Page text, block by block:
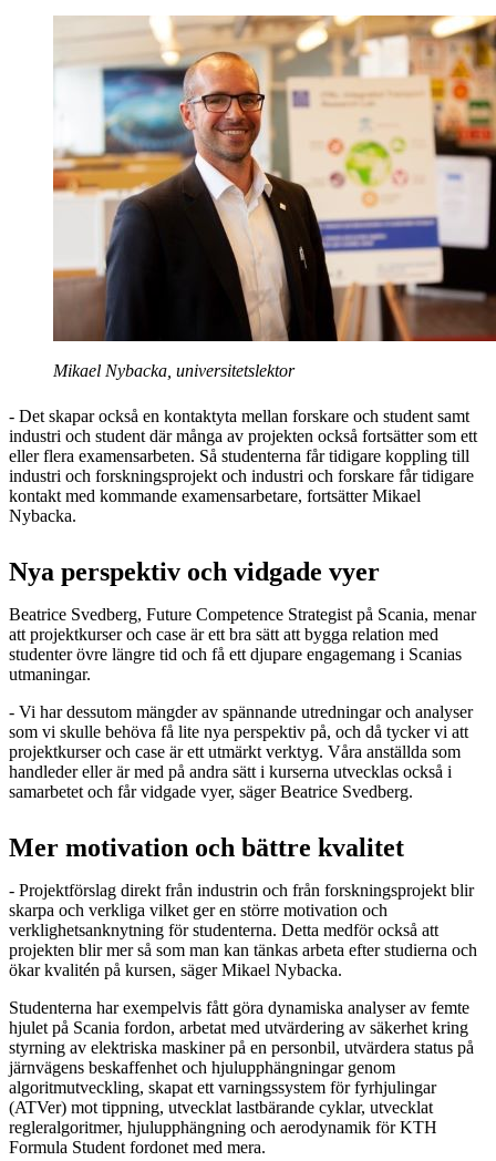
Mikael Nybacka, universitetslektor
- Det skapar också en kontaktyta mellan forskare och student samt
industri och student där många av projekten också fortsätter som ett
eller flera examensarbeten. Så studenterna får tidigare koppling till
industri och forskningsprojekt och industri och forskare får tidigare
kontakt med kommande examensarbetare, fortsätter Mikael
Nybacka.
Nya perspektiv och vidgade vyer
Beatrice Svedberg, Future Competence Strategist på Scania, menar
att projektkurser och case är ett bra sätt att bygga relation med
studenter övre längre tid och få ett djupare engagemang i Scanias
utmaningar.
- Vi har dessutom mängder av spännande utredningar och analyser
som vi skulle behöva få lite nya perspektiv på, och då tycker vi att
projektkurser och case är ett utmärkt verktyg. Våra anställda som
handleder eller är med på andra sätt i kurserna utvecklas också i
samarbetet och får vidgade vyer, säger Beatrice Svedberg.
Mer motivation och bättre kvalitet
- Projektförslag direkt från industrin och från forskningsprojekt blir
skarpa och verkliga vilket ger en större motivation och
verklighetsanknytning för studenterna. Detta medför också att
projekten blir mer så som man kan tänkas arbeta efter studierna och
ökar kvalitén på kursen, säger Mikael Nybacka.
Studenterna har exempelvis fått göra dynamiska analyser av femte
hjulet på Scania fordon, arbetat med utvärdering av säkerhet kring
styrning av elektriska maskiner på en personbil, utvärdera status på
järnvägens beskaffenhet och hjulupphängningar genom
algoritmutveckling, skapat ett varningssystem för fyrhjulingar
(ATVer) mot tippning, utvecklat lastbärande cyklar, utvecklat
regleralgoritmer, hjulupphängning och aerodynamik för KTH
Formula Student fordonet med mera.​